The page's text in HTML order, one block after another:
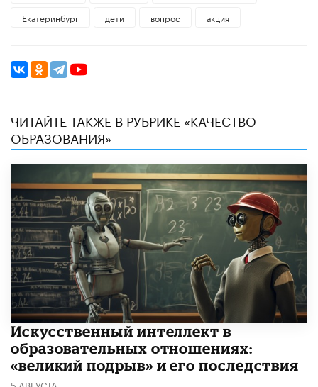
Екатеринбург
дети вопрос акция
ЧИТАЙТЕ ТАКЖЕ В РУБРИКЕ «КАЧЕСТВО
ОБРАЗОВАНИЯ»
​Искусственный интеллект в
образовательных отношениях:
«великий подрыв» и его последствия